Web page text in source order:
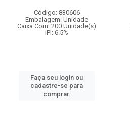
Código: 830606
Embalagem: Unidade
Caixa Com: 200 Unidade(s)
IPI: 6.5%
Faça seu login ou
cadastre-se para
comprar.